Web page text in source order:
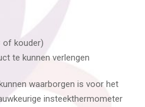
of kouder)
te kunnen verlengen
waarborgen is voor het
insteekthermometer